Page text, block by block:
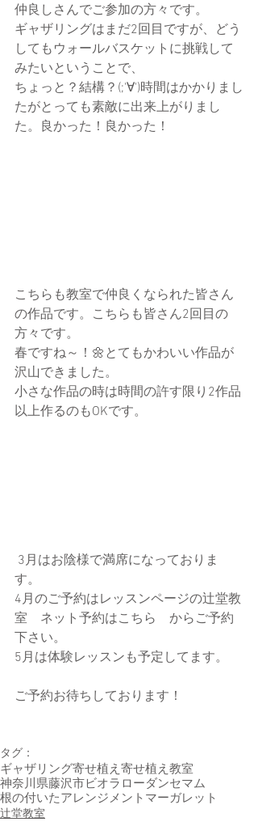
仲良しさんでご参加の方々です。
ギャザリングはまだ2回目ですが、どう
してもウォールバスケットに挑戦して
みたいということで、
ちょっと？結構？(;'∀')時間はかかりまし
たがとっても素敵に出来上がりまし
た。良かった！良かった！
こちらも教室で仲良くなられた皆さん
の作品です。こちらも皆さん2回目の
方々です。
春ですね～！🌼とてもかわいい作品が
沢山できました。
小さな作品の時は時間の許す限り2作品
以上作るのもOKです。
す。
4月のご予約はレッスンページの辻堂教
室　ネット予約はこちら　からご予約
下さい。
5月は体験レッスンも予定してます。
ご予約お待ちしております！
タグ：
ギャザリング寄せ植え 寄せ植え教室
神奈川県藤沢市ビオラ ローダンセマム
根の付いたアレンジメント マーガレット
辻堂教室